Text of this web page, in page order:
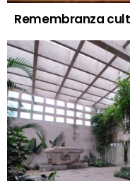
Remembranza